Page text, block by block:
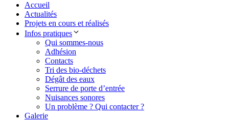
Accueil
Actualités
Projets en cours et réalisés
Infos pratiques
Qui sommes-nous
Adhésion
Contacts
Tri des bio-déchets
Dégât des eaux
Serrure de porte d’entrée
Nuisances sonores
Un problème ? Qui contacter ?
Galerie